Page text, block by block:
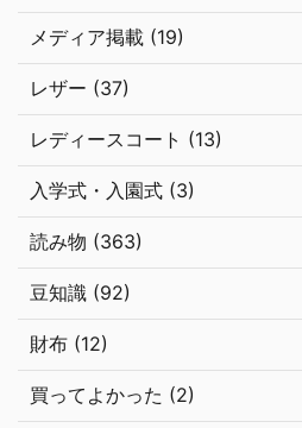
メディア掲載 (19)
レザー (37)
レディースコート (13)
入学式・入園式 (3)
読み物 (363)
豆知識 (92)
財布 (12)
買ってよかった (2)